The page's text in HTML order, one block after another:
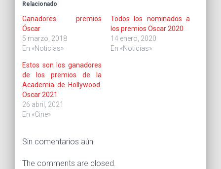
Relacionado
Ganadores premios
Óscar
5 marzo, 2018
En «Noticias»
Todos los nominados a
los premios Oscar 2020
14 enero, 2020
En «Noticias»
Estos son los ganadores
de los premios de la
Academia de Hollywood.
Oscar 2021
26 abril, 2021
En «Cine»
Sin comentarios aún
The comments are closed.